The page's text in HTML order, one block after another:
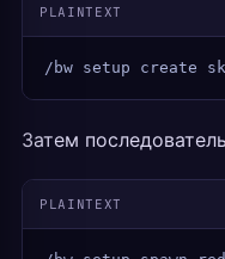
PLAINTEXT
/bw setup create
Затем
PLAINTEXT